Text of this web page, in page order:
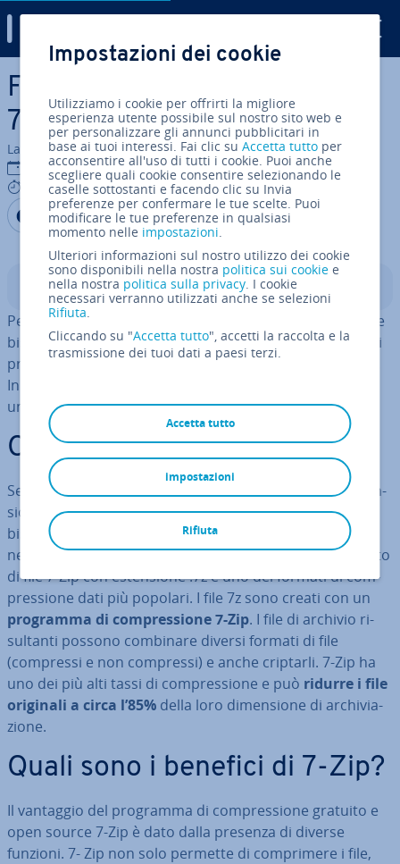
Vai al contenuto prin­ci­pa­le
File 7z: come aprire un file
7z?
La redazione di IONOS
19 apr 2022
3 mins
Condividi via Facebook
Condividi via Twitter
Condividi via LinkedIN
Aggiungi come fonte
preferita su Google
Indice
Per poter aprire un archivio ZIP in formato file 7z, avrete
bisogno del programma di com­pres­sio­ne 7-Zip o di altri
programmi di de­com­pres­sio­ne come WinZip o WinRAR.
In questo articolo vi mostriamo come aprire fa­cil­men­te
un file 7z.
Cos’è un file di tipo 7z?
Se vi siete trovati a dover inviare dei file di grandi di­men­
sio­ni, diversi file in una sola volta o se avete avuto il
bisogno di sca­ri­car­li, vi sarà già capitato di im­bat­ter­vi
nelle comuni esten­sio­ni di file .zip e .rar. Anche il formato
di file 7-Zip con esten­sio­ne .7z è uno dei formati di com­
pres­sio­ne dati più popolari. I file 7z sono creati con un
programma di com­pres­sio­ne 7-Zip. I file di archivio ri­
sul­tan­ti possono combinare diversi formati di file
(compressi e non compressi) e anche criptarli. 7-Zip ha
uno dei più alti tassi di com­pres­sio­ne e può ridurre i file
originali a circa l’85% della loro di­men­sio­ne di ar­chi­via­
zio­ne.
Quali sono i benefici di 7-Zip?
Il vantaggio del programma di com­pres­sio­ne gratuito e
open source 7-Zip è dato dalla presenza di diverse
funzioni. 7- Zip non solo permette di com­pri­me­re i file,
Impostazioni dei cookie
Utilizziamo i cookie per offrirti la migliore
esperienza utente possibile sul nostro sito web e
per personalizzare gli annunci pubblicitari in
base ai tuoi interessi. Fai clic suAccetta tutto per
acconsentire all'uso di tutti i cookie. Puoi anche
scegliere quali cookie consentire selezionando le
caselle sottostanti e facendo clic su Invia
preferenze per confermare le tue scelte. Puoi
modificare le tue preferenze in qualsiasi
momento nelle impostazioni.
Ulteriori informazioni sul nostro utilizzo dei cookie
sono disponibili nella nostra politica sui cookie e
nella nostra politica sulla privacy. I cookie
necessari verranno utilizzati anche se selezioni
Rifiuta.
Cliccando su "Accetta tutto", accetti la raccolta e la
trasmissione dei tuoi dati a paesi terzi.
Accetta tutto
Rifiuta
impostazioni